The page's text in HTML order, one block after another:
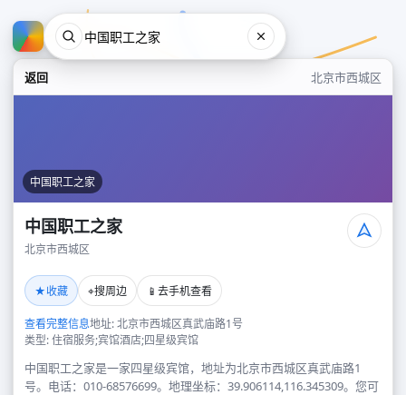
返回 北京市西城区
中国职工之家
中国职工之家
北京市西城区
★收藏 ⌖搜周边 📱 去手机查看
查看完整信息地址: 北京市西城区真武庙路1号
类型: 住宿服务;宾馆酒店;四星级宾馆
中国职工之家是一家四星级宾馆，地址为北京市西城区真武庙路1
号。电话：010-68576699。地理坐标：39.906114,116.345309。您可